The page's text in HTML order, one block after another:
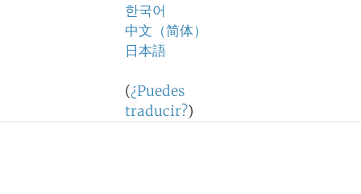
한국어
中文（简体）
日本語
(¿Puedes
traducir?)